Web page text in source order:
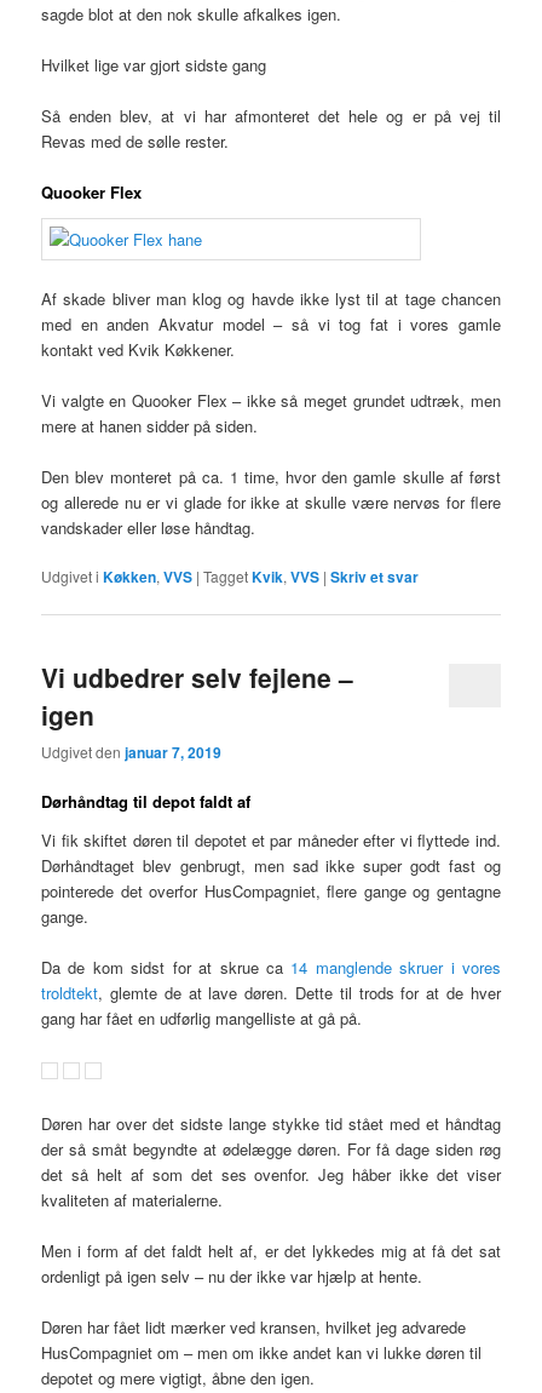
sagde blot at den nok skulle afkalkes igen.
Hvilket lige var gjort sidste gang
Så enden blev, at vi har afmonteret det hele og er på vej til
Revas med de sølle rester.
Quooker Flex
Af skade bliver man klog og havde ikke lyst til at tage chancen
med en anden Akvatur model – så vi tog fat i vores gamle
kontakt ved Kvik Køkkener.
Vi valgte en Quooker Flex – ikke så meget grundet udtræk, men
mere at hanen sidder på siden.
Den blev monteret på ca. 1 time, hvor den gamle skulle af først
og allerede nu er vi glade for ikke at skulle være nervøs for flere
vandskader eller løse håndtag.
Udgivet i Køkken,VVS |TaggetKvik,VVS |Skriv et svar
Vi udbedrer selv fejlene –
igen
Udgivet denjanuar 7, 2019
Dørhåndtag til depot faldt af
Vi fik skiftet døren til depotet et par måneder efter vi flyttede ind.
Dørhåndtaget blev genbrugt, men sad ikke super godt fast og
pointerede det overfor HusCompagniet, flere gange og gentagne
gange.
Da de kom sidst for at skrue ca 14 manglende skruer i vores
troldtekt, glemte de at lave døren. Dette til trods for at de hver
gang har fået en udførlig mangelliste at gå på.
Døren har over det sidste lange stykke tid stået med et håndtag
der så småt begyndte at ødelægge døren. For få dage siden røg
det så helt af som det ses ovenfor. Jeg håber ikke det viser
kvaliteten af materialerne.
Men i form af det faldt helt af, er det lykkedes mig at få det sat
ordenligt på igen selv – nu der ikke var hjælp at hente.
Døren har fået lidt mærker ved kransen, hvilket jeg advarede
HusCompagniet om – men om ikke andet kan vi lukke døren til
depotet og mere vigtigt, åbne den igen.